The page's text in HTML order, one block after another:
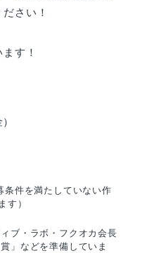
さい！
す！
件を満たしていない作
す）
ブ・ラボ・フクオカ会長
」などを準備していま